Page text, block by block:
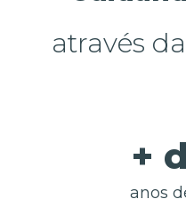
através da
+
anos